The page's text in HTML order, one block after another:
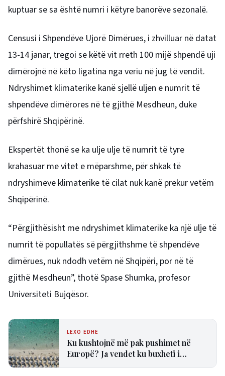
kuptuar se sa është numri i këtyre banorëve sezonalë.
Censusi i Shpendëve Ujorë Dimërues, i zhvilluar në datat
13-14 janar, tregoi se këtë vit rreth 100 mijë shpendë uji
dimërojnë në këto ligatina nga veriu në jug të vendit.
Ndryshimet klimaterike kanë sjellë uljen e numrit të
shpendëve dimërores në të gjithë Mesdheun, duke
përfshirë Shqipërinë.
Ekspertët thonë se ka ulje ulje të numrit të tyre
krahasuar me vitet e mëparshme, për shkak të
ndryshimeve klimaterike të cilat nuk kanë prekur vetëm
Shqipërinë.
“Përgjithësisht me ndryshimet klimaterike ka një ulje të
numrit të popullatës së përgjithshme të shpendëve
dimërues, nuk ndodh vetëm në Shqipëri, por në të
gjithë Mesdheun”, thotë Spase Shumka, profesor
Universiteti Bujqësor.
LEXO EDHE
Ku kushtojnë më pak pushimet në
Europë? Ja vendet ku buxheti i